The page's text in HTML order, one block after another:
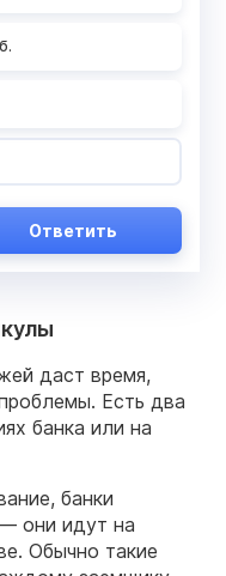
Ответить
даст время,
Есть два
банка или на
банки
они идут на
Обычно такие